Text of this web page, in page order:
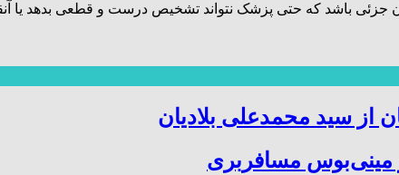
باشد که حتی پزشک نتواند تشخیص درست و قطعی بدهد یا
از سید محمدعلی بلادیان
مینی‌بوس مسافربری